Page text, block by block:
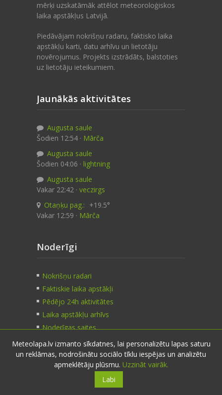
mērķi uzskatāmāk attēlot meteoroloģiskos
laika apstākļus Latvijā.
Piedāvājam nokrišņu radaru, faktisko laika
apstākļu karti, datu arhīvu un lietotāju
novērojumus. Projekts izstrādāts, balstoties
uz lietotāju ieteikumiem.
Jaunākās aktivitātes
Augusta saule
Šodien 12:54 · Mārča
Augusta saule
Šodien 04:06 · lightning
Augusta saule
Vakar 22:42 · veczirgs
Otaņķu pag.: +19.5°
Vakar 12:59 · Mārča
Noderīgi
Nokrišņu radari
Faktiskie laika apstākļi
Pēdējo 24h aktivitātes
Laika apstākļu arhīvs
Noderīgas saites
Kontakti
nosūti ziņu
Meteolapa.lv izmanto sīkdatnes, lai personalizētu lapas saturu
un reklāmas, nodrošinātu sociālo tīklu iespējas un analizētu
apmeklētāju plūsmu. Uzzināt vairāk.
Labi